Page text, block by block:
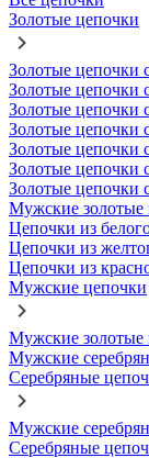
Золотые цепочки
Золотые цепочки
Золотые цепочки
Золотые цепочки
Золотые цепочки
Золотые цепочки
Золотые цепочки
Золотые цепочки
Мужские золотые
Цепочки из
Цепочки из
Цепочки из
Мужские цепочки
Мужские золотые
Мужские
Серебряные
Мужские
Серебряные